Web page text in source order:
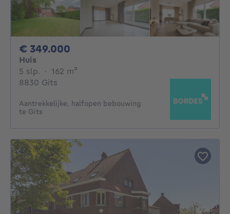
€ 349.000
Huis
5 slp. 5 slaapkamers
· 162 m²
8830 Gits
Aantrekkelijke, halfopen bebouwing
te Gits